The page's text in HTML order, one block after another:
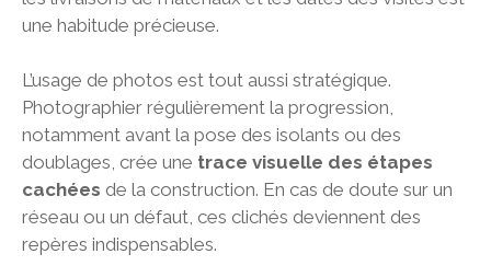
une habitude précieuse.
L’usage de photos est tout aussi stratégique.
Photographier régulièrement la progression,
notamment avant la pose des isolants ou des
doublages, crée une trace visuelle des étapes
cachées de la construction. En cas de doute sur un
réseau ou un défaut, ces clichés deviennent des
repères indispensables.